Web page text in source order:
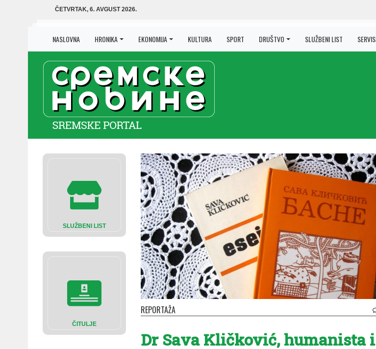
ČETVRTAK, 6. AVGUST 2026.
NASLOVNA HRONIKA EKONOMIJA KULTURA SPORT DRUŠTVO SLUŽBENI LIST
SLUŽBENI LIST
ČITULJE
REPORTAŽA
Dr Sava Kličković, humanista i